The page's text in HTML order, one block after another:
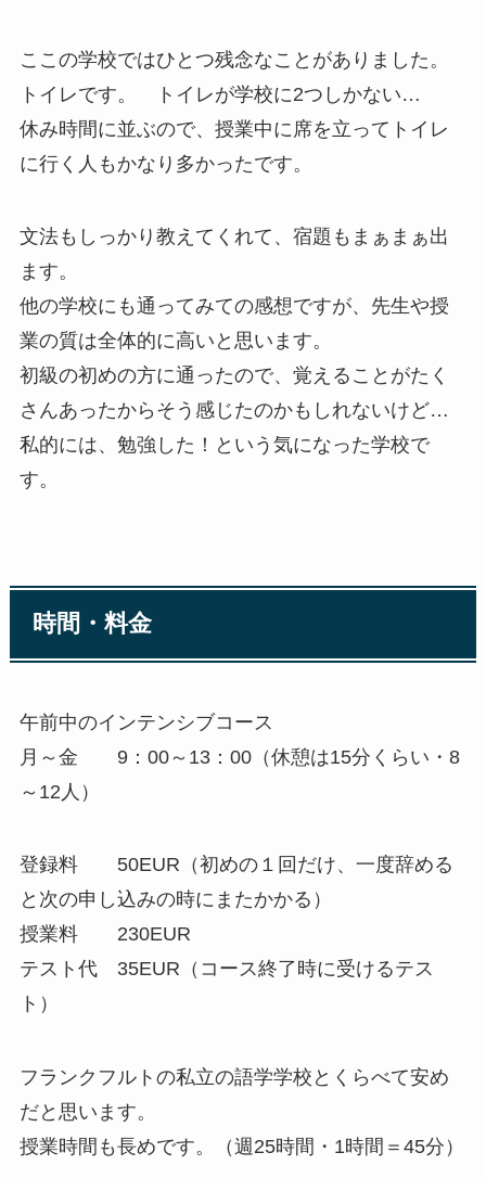
ここの学校ではひとつ残念なことがありました。
トイレです。 トイレが学校に2つしかない…
休み時間に並ぶので、授業中に席を立ってトイレ
に行く人もかなり多かったです。
文法もしっかり教えてくれて、宿題もまぁまぁ出
ます。
他の学校にも通ってみての感想ですが、先生や授
業の質は全体的に高いと思います。
初級の初めの方に通ったので、覚えることがたく
さんあったからそう感じたのかもしれないけど…
私的には、勉強した！という気になった学校で
す。
時間・料金
午前中のインテンシブコース
月～金 9：00～13：00（休憩は15分くらい・8
～12人）
登録料 50EUR（初めの１回だけ、一度辞める
と次の申し込みの時にまたかかる）
授業料 230EUR
テスト代 35EUR（コース終了時に受けるテス
ト）
フランクフルトの私立の語学学校とくらべて安め
だと思います。
授業時間も長めです。（週25時間・1時間＝45分）